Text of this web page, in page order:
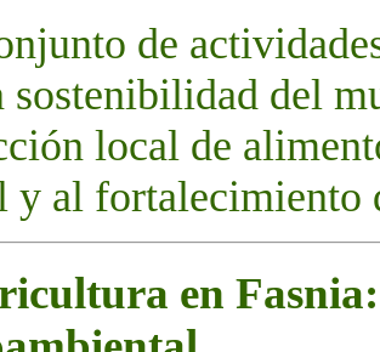
de
sostenibilidad del
local de
y al fortalecimiento
en